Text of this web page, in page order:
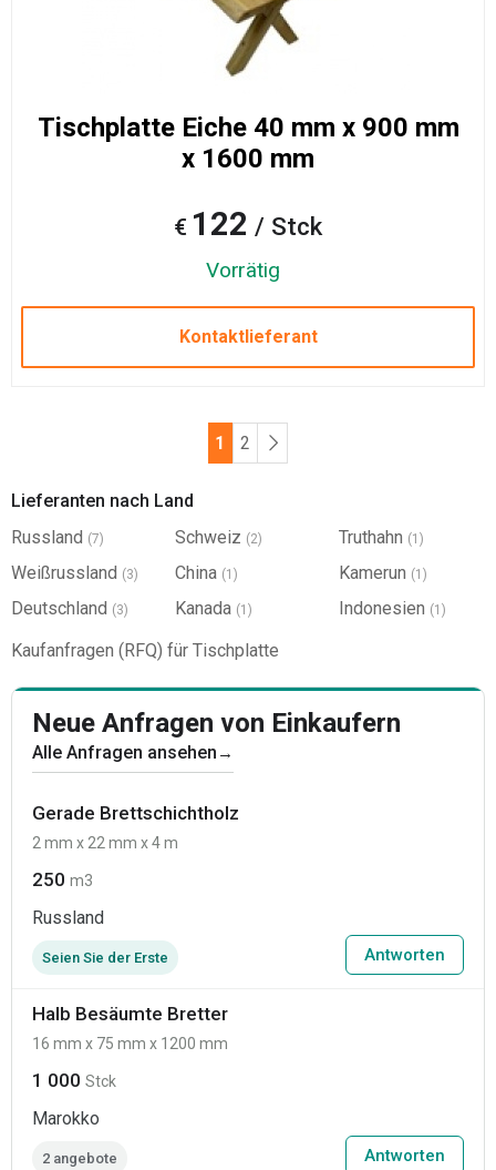
Tischplatte Eiche 40 mm x 900 mm
x 1600 mm
€ 122 / Stck
Vorrätig
Kontaktlieferant
1 2
Lieferanten nach Land
Russland (7)
Weißrussland (3)
Deutschland (3)
Schweiz (2)
China (1)
Kanada (1)
Truthahn (1)
Kamerun (1)
Indonesien (1)
Kaufanfragen (RFQ) für Tischplatte
Neue Anfragen von Einkaufern
Alle Anfragen ansehen →
Gerade Brettschichtholz
2 mm x 22 mm x 4 m
250 m3
Russland
Seien Sie der Erste Antworten
Halb Besäumte Bretter
16 mm x 75 mm x 1200 mm
1 000 Stck
Marokko
2 angebote Antworten